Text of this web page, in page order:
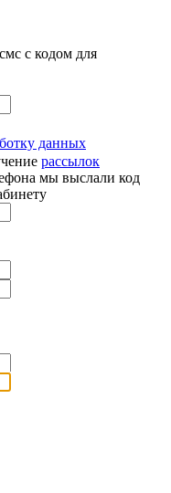
с кодом для
данных
рассылок
мы выслали код